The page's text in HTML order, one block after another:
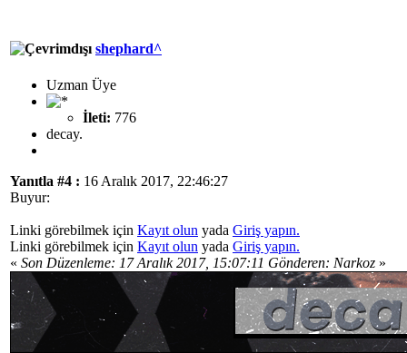
shephard^
Uzman Üye
İleti: 776
decay.
Yanıtla #4 : 16 Aralık 2017, 22:46:27
Buyur:
Linki görebilmek için Kayıt olun yada Giriş yapın.
Linki görebilmek için Kayıt olun yada Giriş yapın.
« Son Düzenleme: 17 Aralık 2017, 15:07:11 Gönderen: Narkoz »